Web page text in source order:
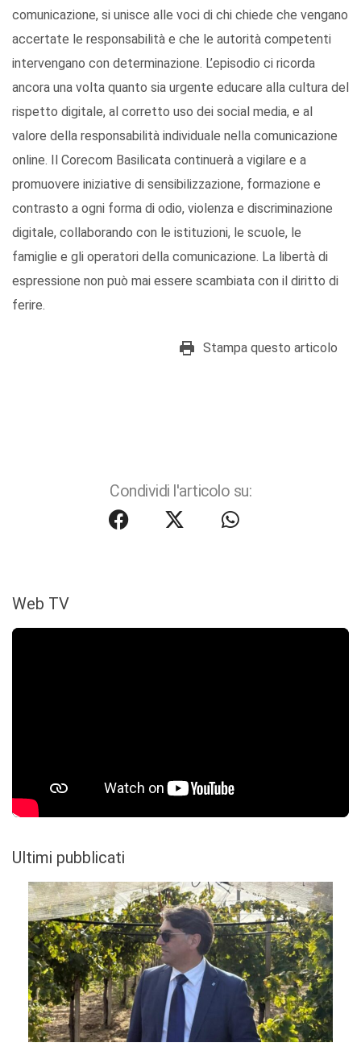
comunicazione, si unisce alle voci di chi chiede che vengano
accertate le responsabilità e che le autorità competenti
intervengano con determinazione. L’episodio ci ricorda
ancora una volta quanto sia urgente educare alla cultura del
rispetto digitale, al corretto uso dei social media, e al
valore della responsabilità individuale nella comunicazione
online. Il Corecom Basilicata continuerà a vigilare e a
promuovere iniziative di sensibilizzazione, formazione e
contrasto a ogni forma di odio, violenza e discriminazione
digitale, collaborando con le istituzioni, le scuole, le
famiglie e gli operatori della comunicazione. La libertà di
espressione non può mai essere scambiata con il diritto di
ferire.
Stampa questo articolo
Condividi l'articolo su:
Web TV
Ultimi pubblicati